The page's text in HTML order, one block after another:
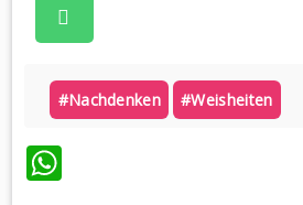
#nachdenken #weisheiten
WhatsApp